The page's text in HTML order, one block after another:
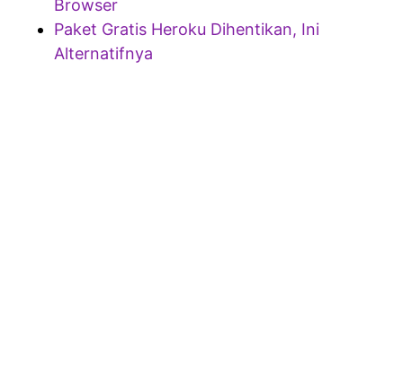
Browser
Paket Gratis Heroku Dihentikan, Ini
Alternatifnya